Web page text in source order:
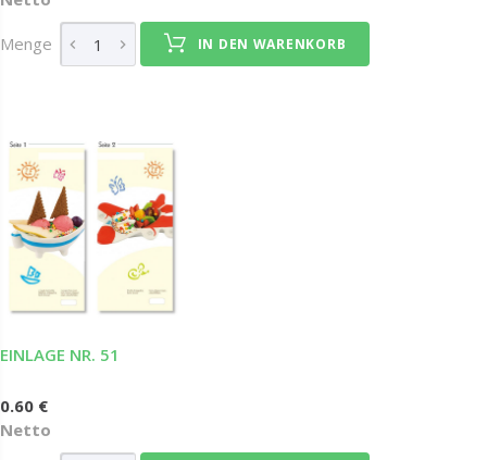
Menge IN DEN WARENKORB
EINLAGE NR. 51
0.60 €
Netto